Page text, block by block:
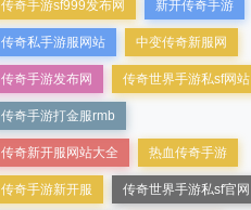
传奇手游sf999发布网 新开传奇手游
传奇私手游服网站 中变传奇新服网
传奇手游发布网 传奇世界手游私sf网站
传奇手游打金服rmb
传奇新开服网站大全 热血传奇手游
传奇手游新开服 传奇世界手游私sf官网